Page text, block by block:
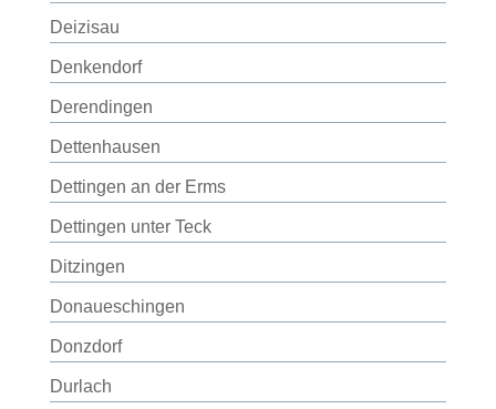
Deizisau
Denkendorf
Derendingen
Dettenhausen
Dettingen an der Erms
Dettingen unter Teck
Ditzingen
Donaueschingen
Donzdorf
Durlach